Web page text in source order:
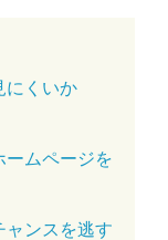
にくいか
ームページを
ャンスを逃す